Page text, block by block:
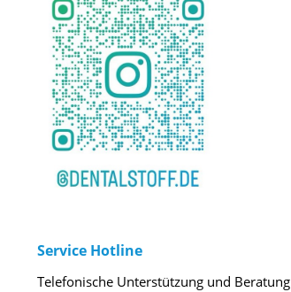
Service Hotline
Telefonische Unterstützung und Beratung